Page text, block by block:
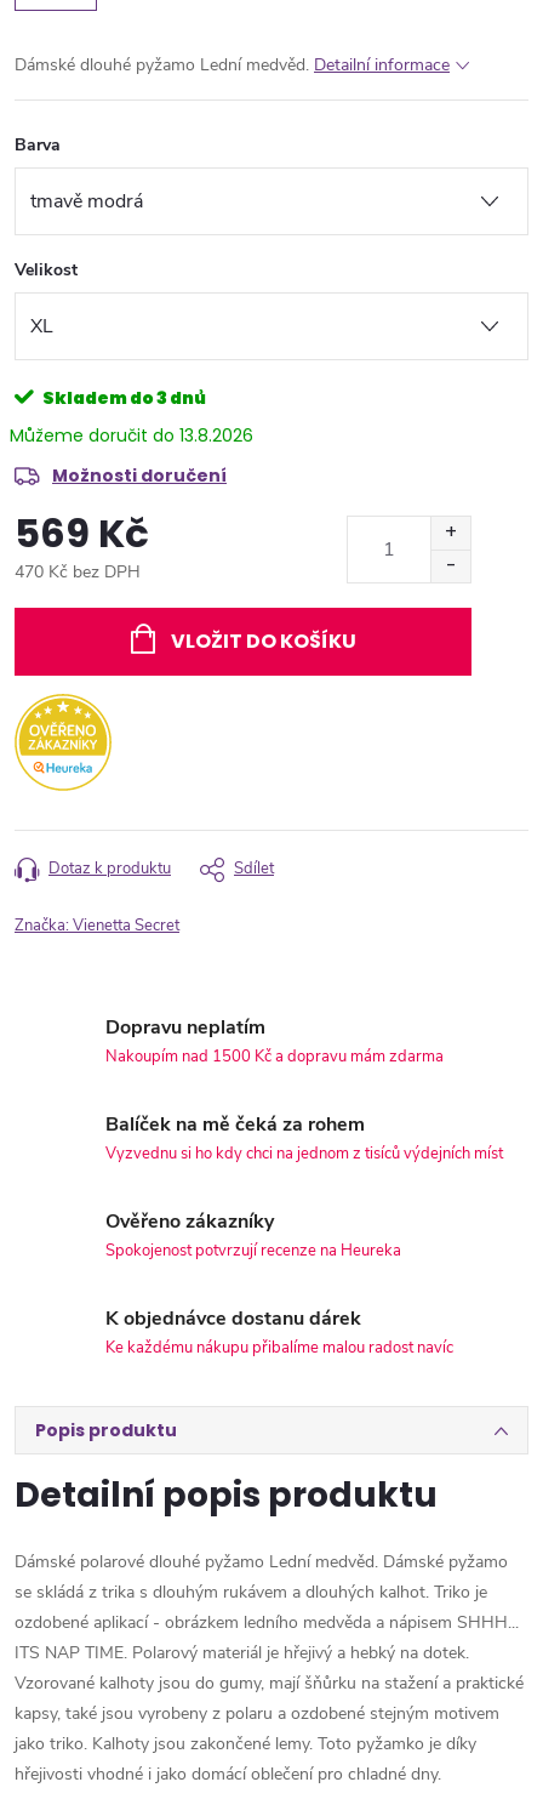
Dámské dlouhé pyžamo Lední medvěd. Detailní informace
Barva
Velikost
Skladem do 3 dnů
13.8.2026
Možnosti doručení
569 Kč
470 Kč bez DPH
VLOŽIT DO KOŠÍKU
Dotaz k produktu Sdílet
Značka:Vienetta Secret
Dopravu neplatím
Nakoupím nad 1500 Kč a dopravu mám zdarma
Balíček na mě čeká za rohem
Vyzvednu si ho kdy chci na jednom z tisíců výdejních míst
Ověřeno zákazníky
Spokojenost potvrzují recenze na Heureka
K objednávce dostanu dárek
Ke každému nákupu přibalíme malou radost navíc
Popis produktu
Detailní popis produktu
Dámské polarové dlouhé pyžamo Lední medvěd. Dámské pyžamo
se skládá z trika s dlouhým rukávem a dlouhých kalhot. Triko je
ozdobené aplikací - obrázkem ledního medvěda a nápisem SHHH...
ITS NAP TIME. Polarový materiál je hřejivý a hebký na dotek.
Vzorované kalhoty jsou do gumy, mají šňůrku na stažení a praktické
kapsy, také jsou vyrobeny z polaru a ozdobené stejným motivem
jako triko. Kalhoty jsou zakončené lemy. Toto pyžamko je díky
hřejivosti vhodné i jako domácí oblečení pro chladné dny.